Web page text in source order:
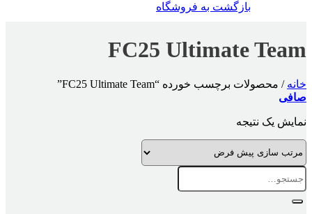
بازگشت به فروشگاه
FC25 Ultimate Team
خانه / محصولات برچسب خورده “FC25 Ultimate Team”
صافی
نمایش یک نتیجه
جستجو
برای: